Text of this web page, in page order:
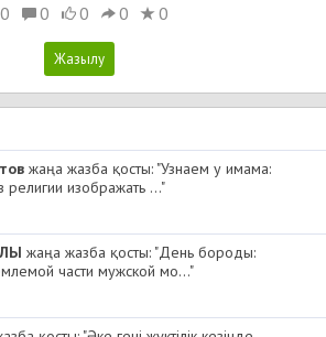
0
0 0 0 0
жаңа жазба қосты: "Узнаем у имама:
изображать ..."
жаңа жазба қосты: "День бороды:
части мужской мо..."